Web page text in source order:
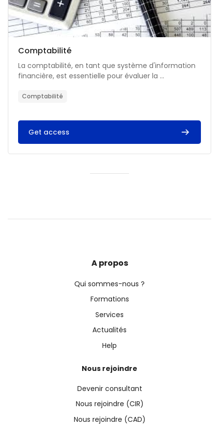
Catégorie de cours
Nom du cours
Comptabilité
Résumé du cours :
La comptabilité, en tant que système d'information
financière, est essentielle pour évaluer la ...
Comptabilité
Get access
A propos
Qui sommes-nous ?
Formations
Services
Actualités
Help
Nous rejoindre
Devenir consultant
Nous rejoindre (CIR)
Nous rejoindre (CAD)